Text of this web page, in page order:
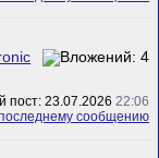
пост: 23.07.2026 22:06